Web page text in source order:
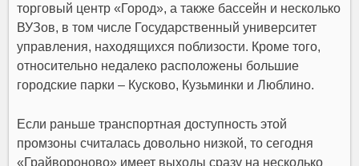
торговый центр «Город», а также бассейн и несколько
ВУЗов, в том числе Государственный университет
управления, находящихся поблизости. Кроме того,
относительно недалеко расположены большие
городские парки – Кусково, Кузьминки и Люблино.
Если раньше транспортная доступность этой
промзоны считалась довольно низкой, то сегодня
«Грайвороново» имеет выходы сразу на несколько